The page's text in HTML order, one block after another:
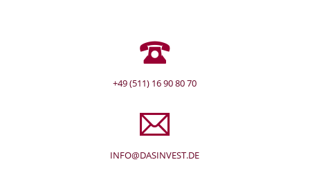
+49 (511) 16 90 80 70
INFO@DASINVEST.DE